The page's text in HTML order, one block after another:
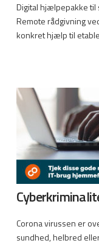
Digital hjælpepakke til
Remote rådgivning
konkret hjælp til
Corona virussen er
sundhed, helbred